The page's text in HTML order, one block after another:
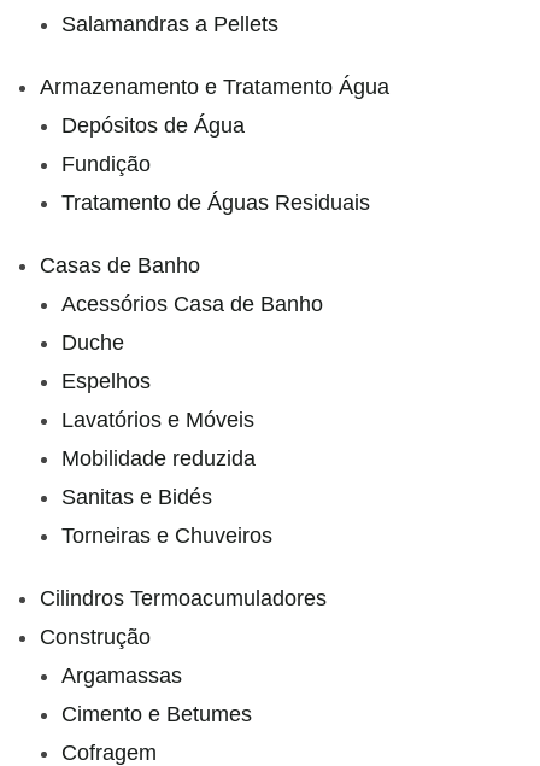
Salamandras a Pellets
Armazenamento e Tratamento Água
Depósitos de Água
Fundição
Tratamento de Águas Residuais
Casas de Banho
Acessórios Casa de Banho
Duche
Espelhos
Lavatórios e Móveis
Mobilidade reduzida
Sanitas e Bidés
Torneiras e Chuveiros
Cilindros Termoacumuladores
Construção
Argamassas
Cimento e Betumes
Cofragem